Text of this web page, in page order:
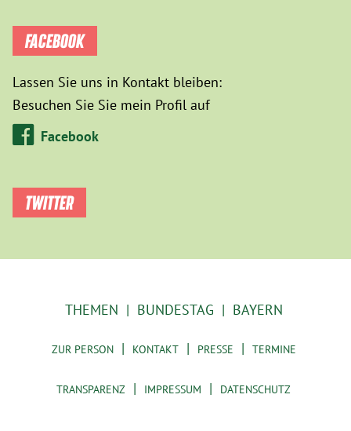
FACEBOOK
Lassen Sie uns in Kontakt bleiben:
Besuchen Sie Sie mein Profil auf
Facebook
TWITTER
THEMEN BUNDESTAG BAYERN
ZUR PERSON KONTAKT PRESSE TERMINE
TRANSPARENZ IMPRESSUM DATENSCHUTZ